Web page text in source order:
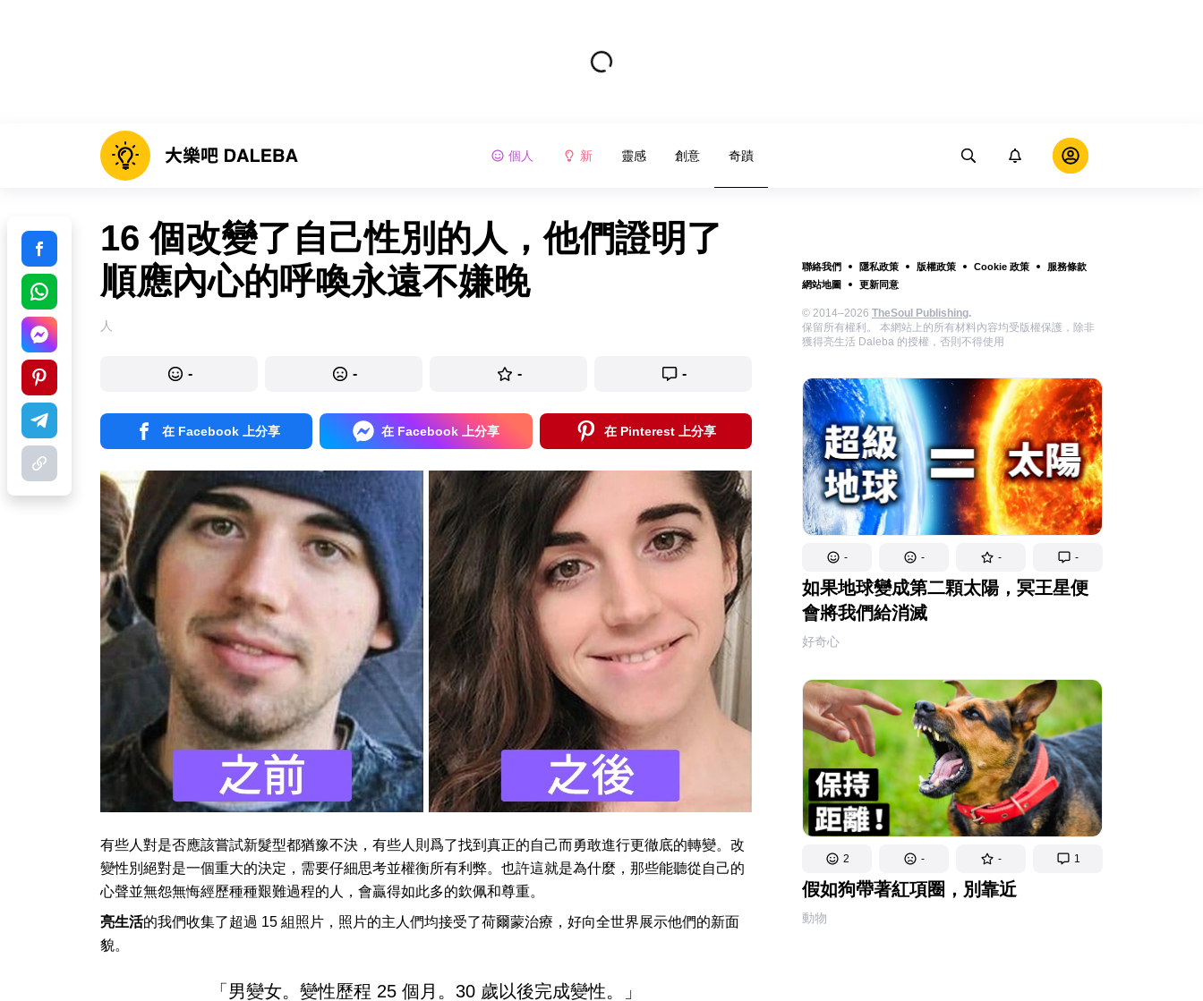
個人 新 靈感 創意 奇蹟
聯絡我們 隱私政策 版權政策 Cookie 政策
服務條款
網站地圖
更新同意
© 2014–2026 TheSoul Publishing.
保留所有權利。 本網站上的所有材料內容均受版權保護，除非
獲得亮生活 Daleba 的授權，否則不得使用
- - - -
如果地球變成第二顆太陽，冥王星便
會將我們給消滅
好奇心
2 - - 1
假如狗帶著紅項圈，別靠近
動物
16 個改變了自己性別的人，他們證明了
順應內心的呼喚永遠不嫌晚
人
- - - -
在 Facebook 上分享 在 Facebook 上分享 在 Pinterest 上分享
有些人對是否應該嘗試新髮型都猶豫不決，有些人則爲了找到真正的自己而勇敢進行更徹底的轉變。改
變性別絕對是一個重大的決定，需要仔細思考並權衡所有利弊。也許這就是為什麼，那些能聽從自己的
心聲並無怨無悔經歷種種艱難過程的人，會贏得如此多的欽佩和尊重。
亮生活的我們收集了超過 15 組照片，照片的主人們均接受了荷爾蒙治療，好向全世界展示他們的新面
貌。
「男變女。變性歷程 25 個月。30 歲以後完成變性。」